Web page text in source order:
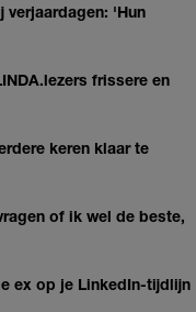
'Hun
frissere en
keren klaar te
of ik wel de beste,
ex op je LinkedIn-tijdlijn